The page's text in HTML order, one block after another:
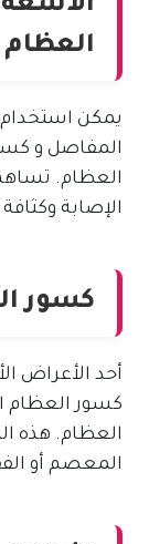
العظام
يمكن
المفاصل و
العظام.
الإصابة
كسور
أحد الأعراض
كسور
العظام. هذه
المعصم أو